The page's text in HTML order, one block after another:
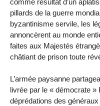
pillards de la guerre
byzantinisme servile, les
annoncèrent au monde
faites aux Majestés
châtiant de prison toute
L’armée paysanne
livrée par le « démocrate
déprédations des